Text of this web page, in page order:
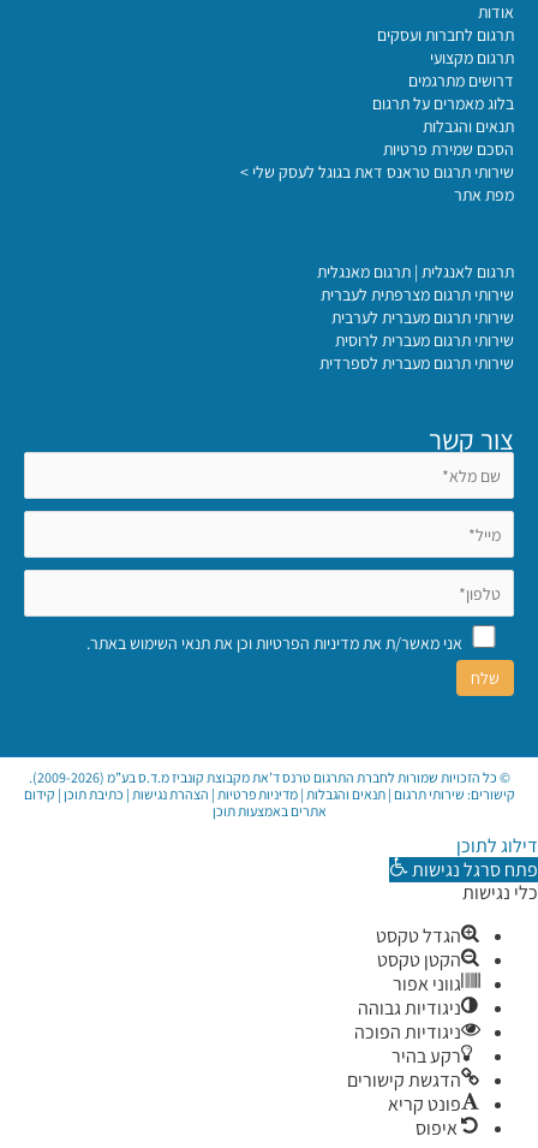
אודות
תרגום לחברות ועסקים
תרגום מקצועי
דרושים מתרגמים
בלוג מאמרים על תרגום
תנאים והגבלות
הסכם שמירת פרטיות
שירותי תרגום טראנס דאת בגוגל לעסק שלי >
מפת אתר
תרגום לאנגלית | תרגום מאנגלית
שירותי תרגום מצרפתית לעברית
שירותי תרגום מעברית לערבית
שירותי תרגום מעברית לרוסית
שירותי תרגום מעברית לספרדית
צור קשר
אני מאשר/ת אתמדיניות הפרטיותוכן אתתנאי השימוש באתר.
© כל הזכויות שמורות לחברת התרגום טרנס ד’את מקבוצת קונביז מ.ד.ס בע”מ (2009-2026).
קישורים: שירותי תרגום |תנאים והגבלות |מדיניות פרטיות | הצהרת נגישות | כתיבת תוכן | קידום
אתרים באמצעות תוכן
דילוג לתוכן
פתח סרגל נגישות
כלי נגישות
הגדל טקסט
הקטן טקסט
גווני אפור
ניגודיות גבוהה
ניגודיות הפוכה
רקע בהיר
הדגשת קישורים
פונט קריא
איפוס